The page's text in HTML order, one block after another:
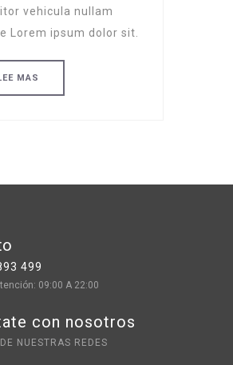
vehicula nullam
Lorem ipsum dolor sit.
MAS
499
09:00 A 22:00
con nosotros
NUESTRAS REDES